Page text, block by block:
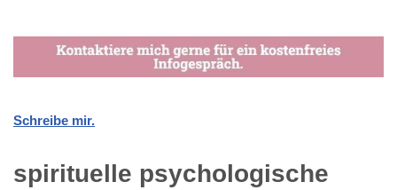
Schreibe mir.
spirituelle psychologische